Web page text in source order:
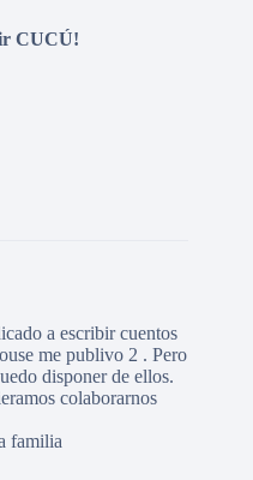
CUCÚ!
a escribir cuentos
me publivo 2 . Pero
disponer de ellos.
colaborarnos
familia